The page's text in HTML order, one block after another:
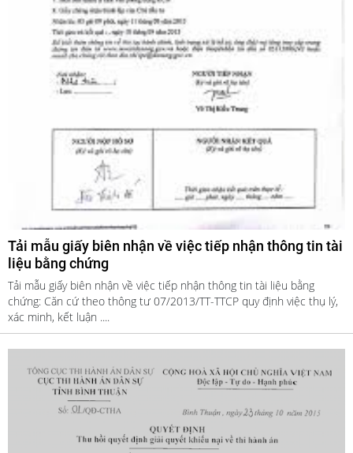
Tải mẫu giấy biên nhận về việc tiếp nhận thông tin tài
liệu bằng chứng
Tải mẫu giấy biên nhận về việc tiếp nhận thông tin tài liệu bằng
chứng: Căn cứ theo thông tư 07/2013/TT-TTCP quy định việc thụ lý,
xác minh, kết luận ....